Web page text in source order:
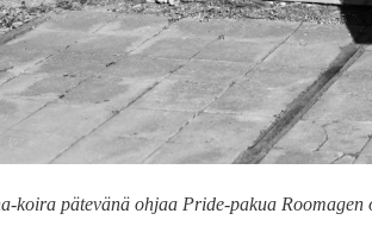
koira pätevänä ohjaa Pride-pakua Roomagen